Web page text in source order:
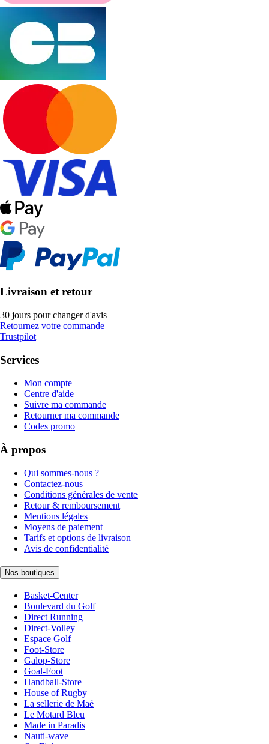
Livraison et retour
30 jours pour changer d'avis
Retournez votre commande
Trustpilot
Services
Mon compte
Centre d'aide
Suivre ma commande
Retourner ma commande
Codes promo
À propos
Qui sommes-nous ?
Contactez-nous
Conditions générales de vente
Retour & remboursement
Mentions légales
Moyens de paiement
Tarifs et options de livraison
Avis de confidentialité
Nos boutiques
Basket-Center
Boulevard du Golf
Direct Running
Direct-Volley
Espace Golf
Foot-Store
Galop-Store
Goal-Foot
Handball-Store
House of Rugby
La sellerie de Maé
Le Motard Bleu
Made in Paradis
Nauti-wave